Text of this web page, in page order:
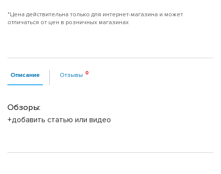
*Цена действительна только для интернет-магазина и может
отличаться от цен в розничных магазинах
Описание Отзывы
Обзоры:
+добавить статью или видео